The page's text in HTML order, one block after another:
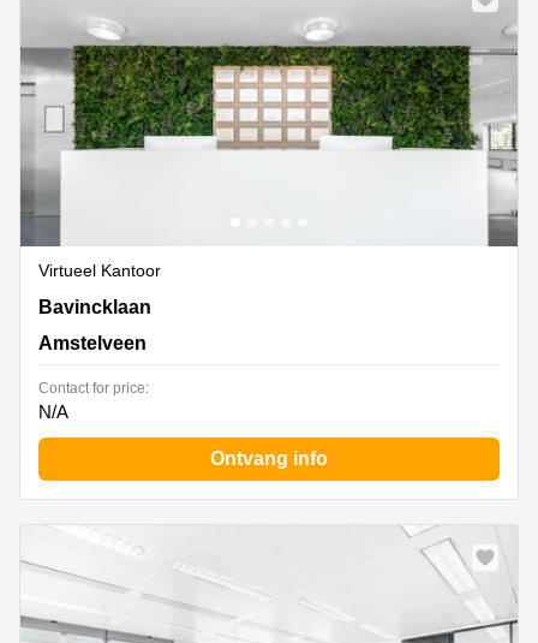
Virtueel Kantoor
Bavincklaan 7, Amstelveen
Bavincklaan
Amstelveen
Contact for price:
N/A
Ontvang info